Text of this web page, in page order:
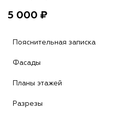
5 000 ₽
Пояснительная записка
Фасады
Планы этажей
Разрезы